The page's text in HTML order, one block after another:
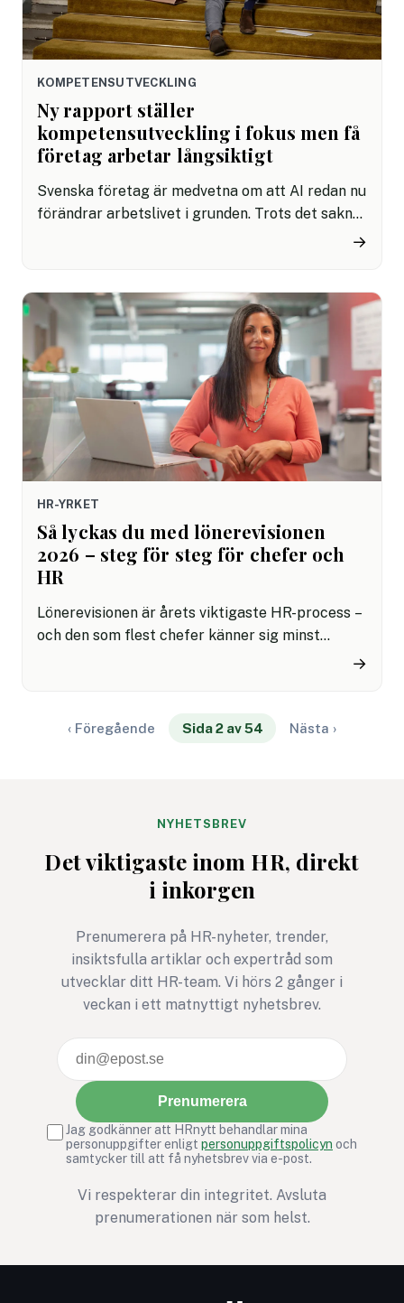
KOMPETENSUTVECKLING
Ny rapport ställer
kompetensutveckling i fokus men få
företag arbetar långsiktigt
Svenska företag är medvetna om att AI redan nu
förändrar arbetslivet i grunden. Trots det saknar
→
HR-YRKET
Så lyckas du med lönerevisionen
2026 – steg för steg för chefer och
HR
Lönerevisionen är årets viktigaste HR-process –
och den som flest chefer känner sig minst
förberedda på. Här är en komplett guide till hur
medarbetare eller trovärdighet.
→
‹ Föregående Sida 2 av 54 Nästa ›
NYHETSBREV
Det viktigaste inom HR, direkt
i inkorgen
Prenumerera på HR-nyheter, trender,
insiktsfulla artiklar och expertråd som
utvecklar ditt HR-team. Vi hörs 2 gånger i
veckan i ett matnyttigt nyhetsbrev.
Prenumerera
Jag godkänner att HRnytt behandlar mina
personuppgifter enligt personuppgiftspolicyn och
samtycker till att få nyhetsbrev via e-post.
Vi respekterar din integritet. Avsluta
prenumerationen när som helst.